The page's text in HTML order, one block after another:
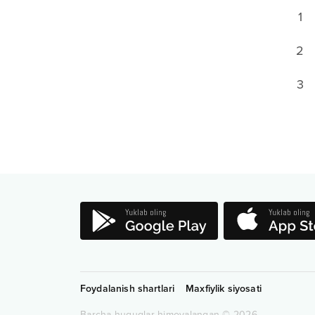
1
2
3
Foydalanish shartlari Maxfiylik siyosati